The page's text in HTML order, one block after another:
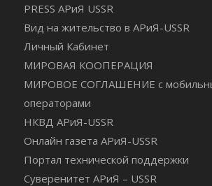
PRESS АРиЯ USSR
Вид на жительство в АРиЯ-USSR
Личный Кабинет
МИРОВАЯ КООПЕРАЦИЯ
МИРОВОЕ СОГЛАШЕНИЕ с
операторами
НКВД АРиЯ-USSR
Онлайн газета АРиЯ-USSR
Портал технической поддержки
Суверенитет АРиЯ – USSR